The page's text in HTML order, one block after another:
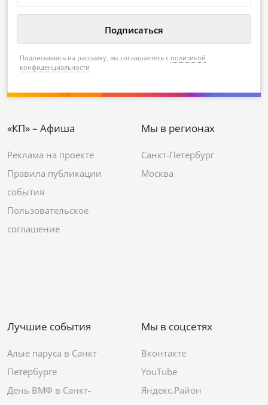
Подписываясь на рассылку, вы соглашаетесь с политикой
конфиденциальности
«КП» – Афиша
Реклама на проекте
Правила публикации
события
Пользовательское
соглашение
Мы в регионах
Санкт-Петербург
Москва
Лучшие события
Алые паруса в Санкт
Петербурге
День ВМФ в Санкт-
Мы в соцсетях
Вконтакте
YouTube
Яндекс.Район